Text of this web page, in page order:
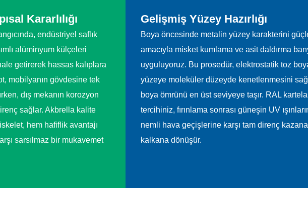
Kararlılığı
endüstriyel saflık
alüminyum külçeleri
hale getirerek hassas kalıplara
mobilyanın gövdesine tek
dış mekanın korozyon
sağlar. Akbrella kalite
hem hafiflik avantajı
sarsılmaz bir mukavemet
Gelişmiş Yüzey Hazırlığı
Boya öncesinde metalin yüzey karakterini
amacıyla misket kumlama ve asit daldırma
uyguluyoruz. Bu prosedür, elektrostatik toz
yüzeye moleküler düzeyde kenetlenmesini
boya ömrünü en üst seviyeye taşır. RAL
tercihiniz, fırınlama sonrası güneşin UV
nemli hava geçişlerine karşı tam direnç
kalkana dönüşür.